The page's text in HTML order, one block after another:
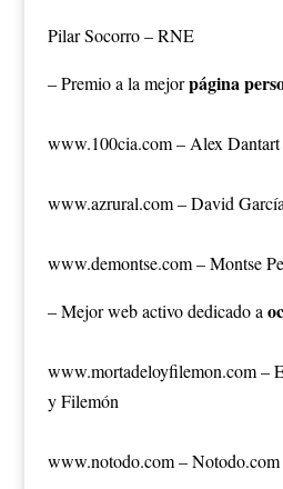
Pilar Socorro – RNE
– Premio a la mejorpágina
www.100cia.com – Alex Dantart
www.azrural.com – David García
www.demontse.com – Montse
– Mejor web activo dedicado a
www.mortadeloyfilemon.com –
y Filemón
www.notodo.com – Notodo.com